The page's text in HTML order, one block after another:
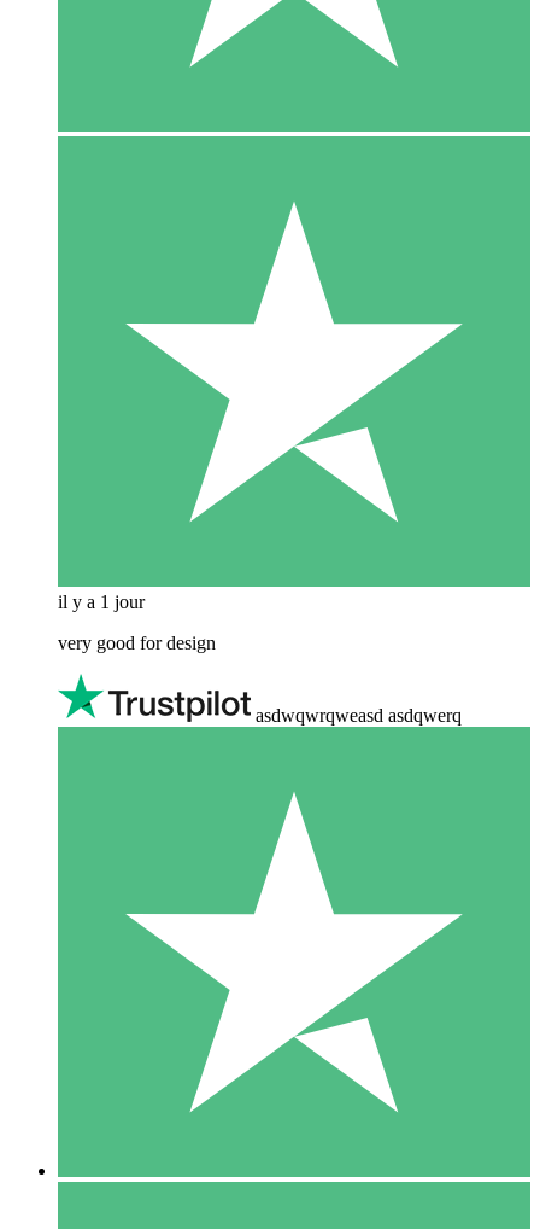
il y a 1 jour
very good for design
asdwqwrqweasd asdqwerq